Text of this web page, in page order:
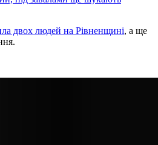
двох людей на Рівненщині, а ще